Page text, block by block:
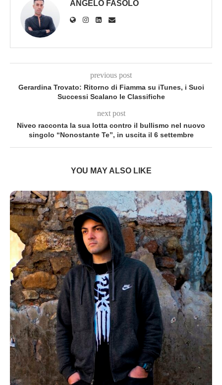
ANGELO FASOLO
previous post
Gerardina Trovato: Ritorno di Fiamma su iTunes, i Suoi
Successi Scalano le Classifiche
next post
Niveo racconta la sua lotta contro il bullismo nel nuovo
singolo “Nonostante Te”, in uscita il 6 settembre
YOU MAY ALSO LIKE